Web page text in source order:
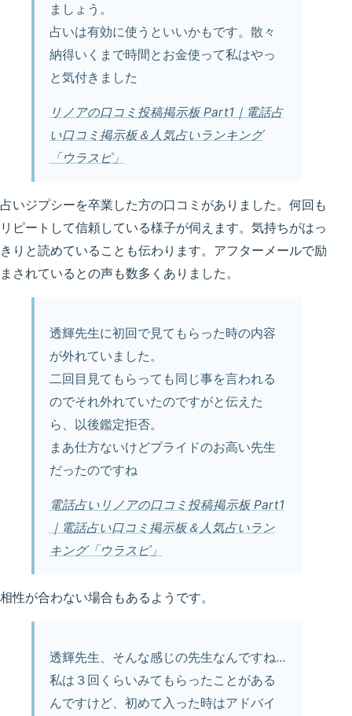
ましょう。
占いは有効に使うといいかもです。散々
納得いくまで時間とお金使って私はやっ
と気付きました
リノアの口コミ投稿掲示板 Part1｜電話占
い口コミ掲示板＆人気占いランキング
「ウラスピ」
占いジプシーを卒業した方の口コミがありました。何回も
リピートして信頼している様子が伺えます。気持ちがはっ
きりと読めていることも伝わります。アフターメールで励
まされているとの声も数多くありました。
透輝先生に初回で見てもらった時の内容
が外れていました。
二回目見てもらっても同じ事を言われる
のでそれ外れていたのですがと伝えた
ら、以後鑑定拒否。
まあ仕方ないけどプライドのお高い先生
だったのですね
電話占いリノアの口コミ投稿掲示板 Part1
｜電話占い口コミ掲示板＆人気占いラン
キング「ウラスピ」
相性が合わない場合もあるようです。
透輝先生、そんな感じの先生なんですね…
私は３回くらいみてもらったことがある
んですけど、初めて入った時はアドバイ